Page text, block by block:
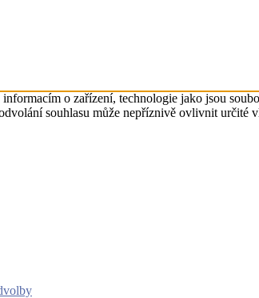
o zařízení, technologie jako jsou
souhlasu může nepříznivě ovlivnit určité